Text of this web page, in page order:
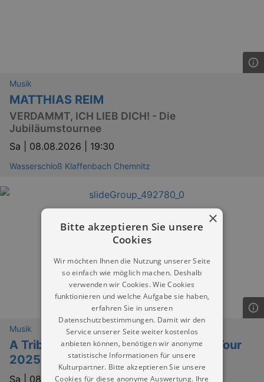
Musik
MATTHIAS REIM
VERDAMMT, ICH LIEB DICH! - Die
Jubiläumstournee
Sa | 08.08.2026 | 19:30
Wasserschloß Klaffenbach Chemnitz
Musik
A Tribute to ABBA - Unforgettable - Tour
2025
Sa | 08.08.2026 | 20:00
×
Bitte akzeptieren Sie unsere
Cookies
Wir möchten Ihnen die Nutzung unserer Seite
so einfach wie möglich machen. Deshalb
verwenden wir Cookies. Wie Cookies
funktionieren und welche Aufgabe sie haben,
erfahren Sie in unseren
Datenschutzbestimmungen. Damit wir den
Service unserer Seite weiter kostenlos
anbieten können, benötigen wir anonyme
statistische Informationen für unsere
Kulturpartner. Bitte akzeptieren Sie unsere
Cookies für diese anonyme Auswertung. Ihre